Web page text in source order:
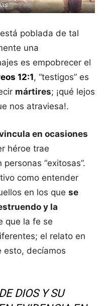
poblada de tal
una
es empobrecer el
12:1, “testigos” es
mártires; ¡qué lejos
nos atraviesa!.
en ocasiones
héroe trae
“exitosas”.
como entender
en los que se
y la
que la fe se
el relato en
esto, decíamos
DIOS Y SU